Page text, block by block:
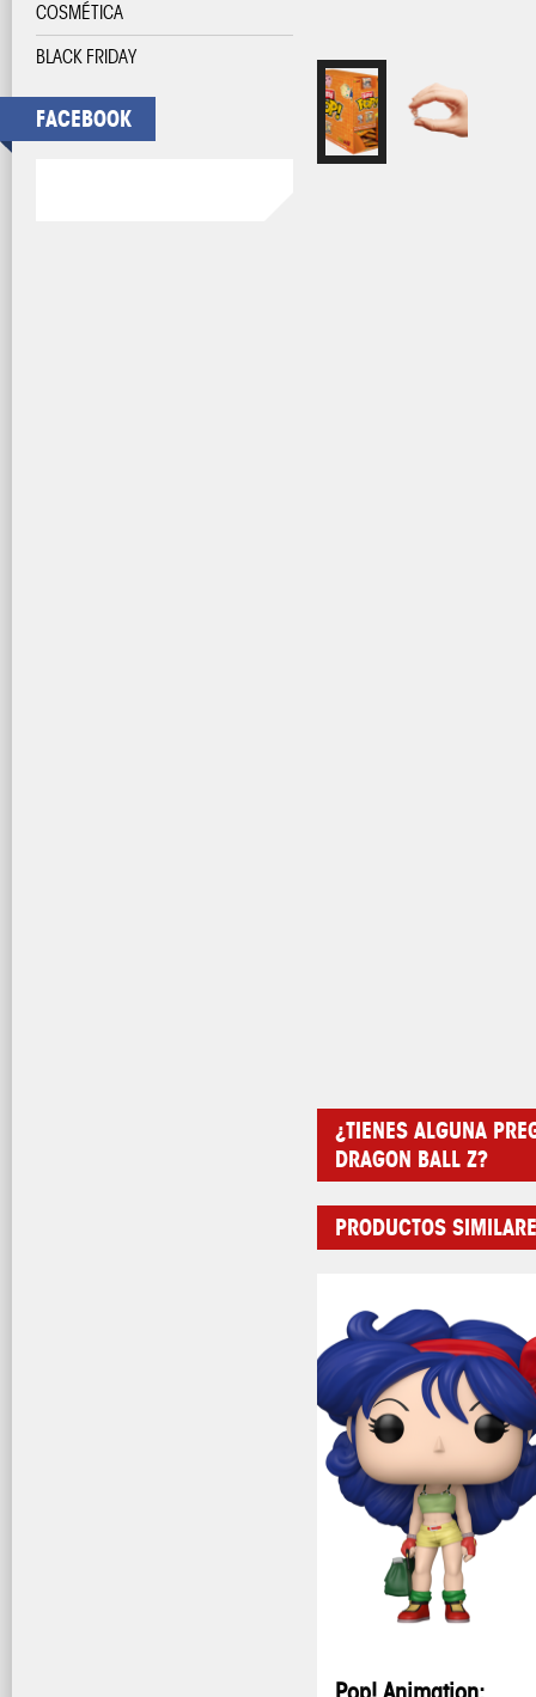
COSMÉTICA
BLACK FRIDAY
FACEBOOK
¿TIENES ALGUNA
DRAGON BALL Z?
PRODUCTOS